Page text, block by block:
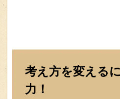
考え方を変える
力！